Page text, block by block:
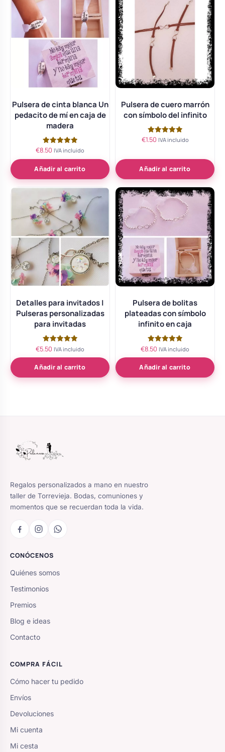
Pulsera de cinta blanca Un
pedacito de mí en caja de
madera
Valorado
5.00
de 5
€8.50 IVA incluido
Añadir al carrito
Pulsera de cuero marrón
con símbolo del infinito
Valorado
€1.50 IVA incluido
Añadir al carrito
Detalles para invitados |
Pulseras personalizadas
para invitadas
Valorado
de 5
€5.50 IVA incluido
Añadir al carrito
Pulsera de bolitas
plateadas con símbolo
infinito en caja
Valorado
de 5
€8.50 IVA incluido
Añadir al carrito
Regalos personalizados a mano en nuestro
taller de Torrevieja. Bodas, comuniones y
momentos que se recuerdan toda la vida.
CONÓCENOS
Quiénes somos
Testimonios
Premios
Blog e ideas
Contacto
COMPRA FÁCIL
Cómo hacer tu pedido
Envíos
Devoluciones
Mi cuenta
Mi cesta